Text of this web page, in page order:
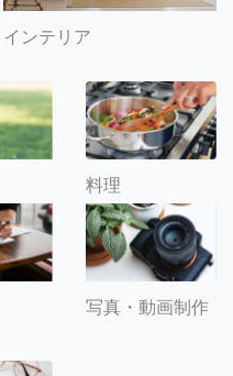
インテリア
料理
写真・動画制作